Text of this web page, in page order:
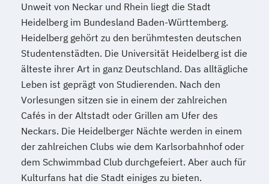
Rechnungswesen Steuern
Wirtschaftsrecht - Accounting & Controlling
Rechnungswesen Steuern
Wirtschaftsrecht - Steuern und
Prüfungswesen
Wirtschaftsinformatik - Application
Management
Wirtschaftsinformatik - Data Science
Wirtschaftsinformatik - Digital Health
Wirtschaftsinformatik - E-Government
Unweit von Neckar und Rhein liegt die Stadt
Heidelberg im Bundesland Baden-Württemberg.
Heidelberg gehört zu den berühmtesten deutschen
Studentenstädten. Die Universität Heidelberg ist die
älteste ihrer Art in ganz Deutschland. Das alltägliche
Leben ist geprägt von Studierenden. Nach den
Vorlesungen sitzen sie in einem der zahlreichen
Cafés in der Altstadt oder Grillen am Ufer des
Neckars. Die Heidelberger Nächte werden in einem
der zahlreichen Clubs wie dem Karlsorbahnhof oder
dem Schwimmbad Club durchgefeiert. Aber auch für
Kulturfans hat die Stadt einiges zu bieten.